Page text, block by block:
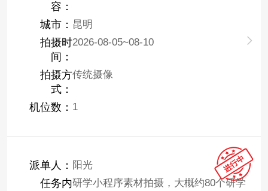
容：
城市： 昆明
拍摄时
间：
2026-08-05~08-10
拍摄方
式：
传统摄像
机位数： 1
派单人： 阳光
任务内研学小程序素材拍摄，大概约80个研学